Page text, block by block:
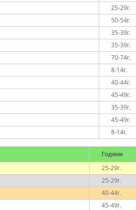
25-29г.
50-54г.
35-39г.
35-39г.
70-74г.
8-14г.
40-44г.
45-49г.
35-39г.
45-49г.
8-14г.
Години
25-29г.
25-29г.
40-44г.
45-49г.